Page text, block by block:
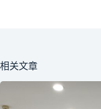
相关文章